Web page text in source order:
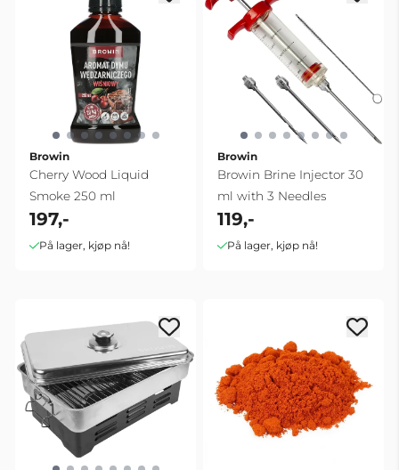
Browin
Cherry Wood Liquid
Smoke 250 ml
197,-
På lager, kjøp nå!
Browin
Browin Brine Injector 30
ml with 3 Needles
119,-
På lager, kjøp nå!